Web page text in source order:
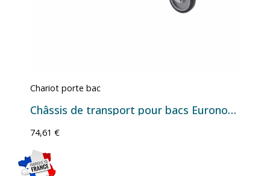
Chariot porte bac
Châssis de transport pour bacs Euronorm 600×400 - 620×420 mm
74,61 €